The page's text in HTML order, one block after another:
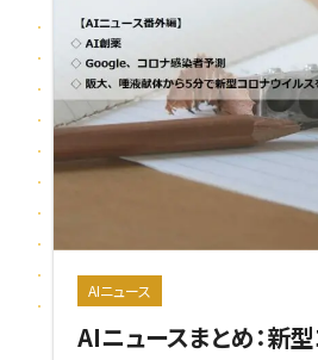
AIニュース
AIニュースまとめ：新